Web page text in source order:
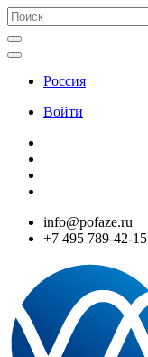
Россия
Войти
info@pofaze.ru
+7 495 789-42-15